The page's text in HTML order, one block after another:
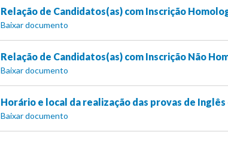
Relação de Candidatos(as) com Inscrição
Baixar documento
Relação de Candidatos(as) com Inscrição Não
Baixar documento
Horário e local da realização das provas de Inglês
Baixar documento